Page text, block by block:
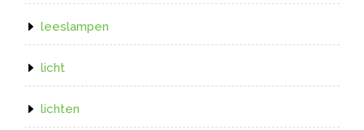
leeslampen
licht
lichten